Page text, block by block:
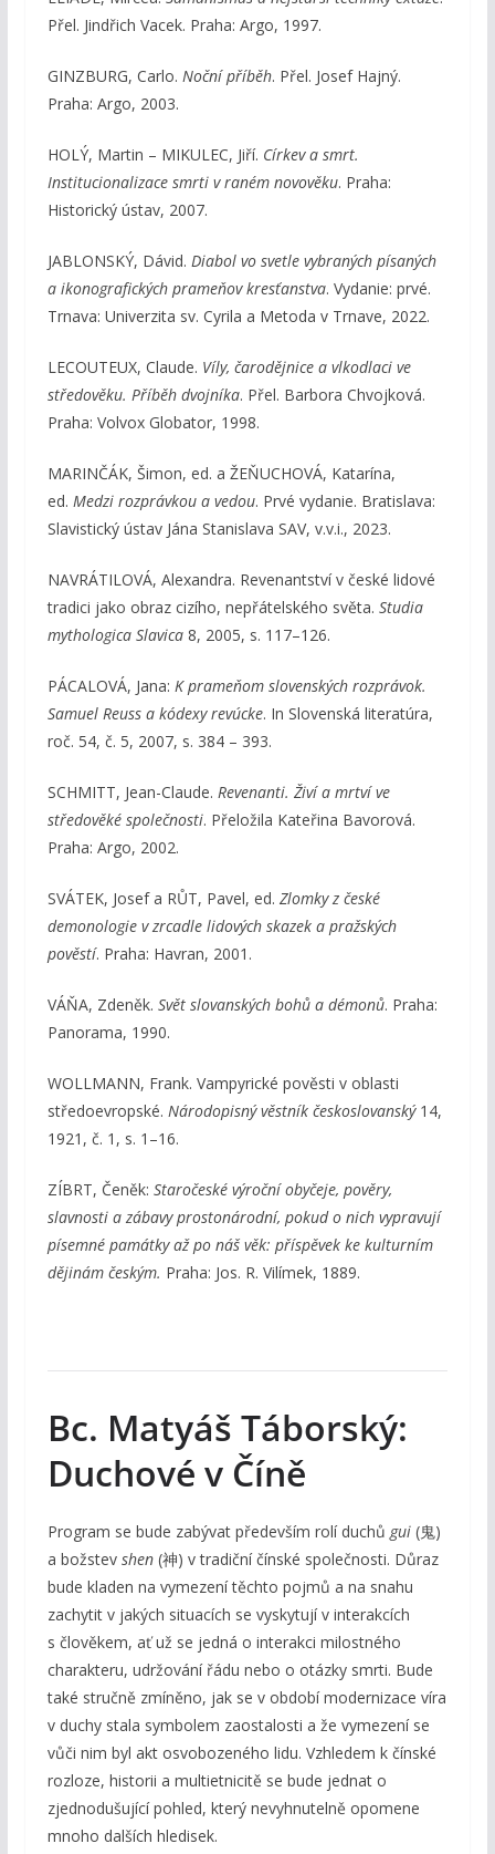
Přel. Jindřich Vacek. Praha: Argo, 1997.
GINZBURG, Carlo. Noční příběh. Přel. Josef Hajný.
Praha: Argo, 2003.
HOLÝ, Martin – MIKULEC, Jiří. Církev a smrt.
Institucionalizace smrti v raném novověku. Praha:
Historický ústav, 2007.
JABLONSKÝ, Dávid. Diabol vo svetle vybraných písaných
a ikonografických prameňov kresťanstva. Vydanie: prvé.
Trnava: Univerzita sv. Cyrila a Metoda v Trnave, 2022.
LECOUTEUX, Claude. Víly, čarodějnice a vlkodlaci ve
středověku. Příběh dvojníka. Přel. Barbora Chvojková.
Praha: Volvox Globator, 1998.
MARINČÁK, Šimon, ed. a ŽEŇUCHOVÁ, Katarína,
ed. Medzi rozprávkou a vedou. Prvé vydanie. Bratislava:
Slavistický ústav Jána Stanislava SAV, v.v.i., 2023.
NAVRÁTILOVÁ, Alexandra. Revenantství v české lidové
tradici jako obraz cizího, nepřátelského světa. Studia
mythologica Slavica 8, 2005, s. 117–126.
PÁCALOVÁ, Jana: K prameňom slovenských rozprávok.
Samuel Reuss a kódexy revúcke. In Slovenská literatúra,
roč. 54, č. 5, 2007, s. 384 – 393.
SCHMITT, Jean-Claude. Revenanti. Živí a mrtví ve
středověké společnosti. Přeložila Kateřina Bavorová.
Praha: Argo, 2002.
SVÁTEK, Josef a RŮT, Pavel, ed. Zlomky z české
demonologie v zrcadle lidových skazek a pražských
pověstí. Praha: Havran, 2001.
VÁŇA, Zdeněk. Svět slovanských bohů a démonů. Praha:
Panorama, 1990.
WOLLMANN, Frank. Vampyrické pověsti v oblasti
středoevropské. Národopisný věstník českoslovanský14,
1921, č. 1, s. 1–16.
ZÍBRT, Čeněk: Staročeské výroční obyčeje, pověry,
slavnosti a zábavy prostonárodní, pokud o nich vypravují
písemné památky až po náš věk: příspěvek ke kulturním
dějinám českým. Praha: Jos. R. Vilímek, 1889.
Bc. Matyáš Táborský:
Duchové v Číně
Program se bude zabývat především rolí duchů gui(鬼)
a božstev shen (神) v tradiční čínské společnosti. Důraz
bude kladen na vymezení těchto pojmů a na snahu
zachytit v jakých situacích se vyskytují v interakcích
s člověkem, ať už se jedná o interakci milostného
charakteru, udržování řádu nebo o otázky smrti. Bude
také stručně zmíněno, jak se v období modernizace víra
v duchy stala symbolem zaostalosti a že vymezení se
vůči nim byl akt osvobozeného lidu. Vzhledem k čínské
rozloze, historii a multietnicitě se bude jednat o
zjednodušující pohled, který nevyhnutelně opomene
mnoho dalších hledisek.